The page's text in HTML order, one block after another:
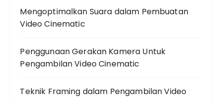
Mengoptimalkan Suara dalam Pembuatan
Video Cinematic
Penggunaan Gerakan Kamera Untuk
Pengambilan Video Cinematic
Teknik Framing dalam Pengambilan Video